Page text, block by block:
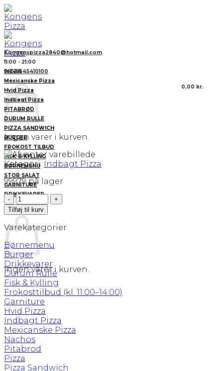
Fortsæt
til
indhold
PIZZA
Mexicanske Pizza
Hvid Pizza
Indbagt Pizza
PITABRØD
DURUM RULLE
PIZZA SANDWICH
BURGER
FROKOST TILBUD
FISK & KYLLING
BØRNEMENU
STOR SALAT
GARNITURE
DRIKKEVARER
Kurv
Ingen varer i kurven.
Kongenspizza2840@hotmail.com
11:00 - 21:00
tel:+4545410100
0,00 kr.
Ingen varer i kurven.
Kategori: Indbagt Pizza
99979 på lager
43.Calzone
Special
antal
Tilføj til kurv
Varekategorier
Børnemenu
Burger
Drikkevarer
Durum Rulle
Fisk & Kylling
Frokosttilbud (kl. 11:00–14:00)
Garniture
Hvid Pizza
Indbagt Pizza
Mexicanske Pizza
Nachos
Pitabrod
Pizza
Pizza Sandwich